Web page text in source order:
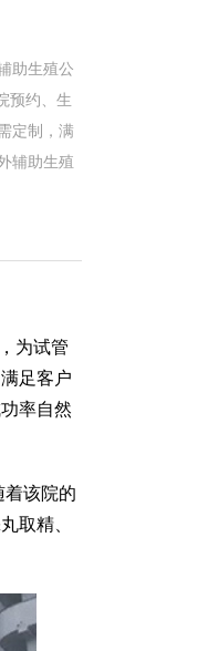
助生殖公
预约、生
定制，满
辅助生殖
为试管
足客户
率自然
着该院的
取精、